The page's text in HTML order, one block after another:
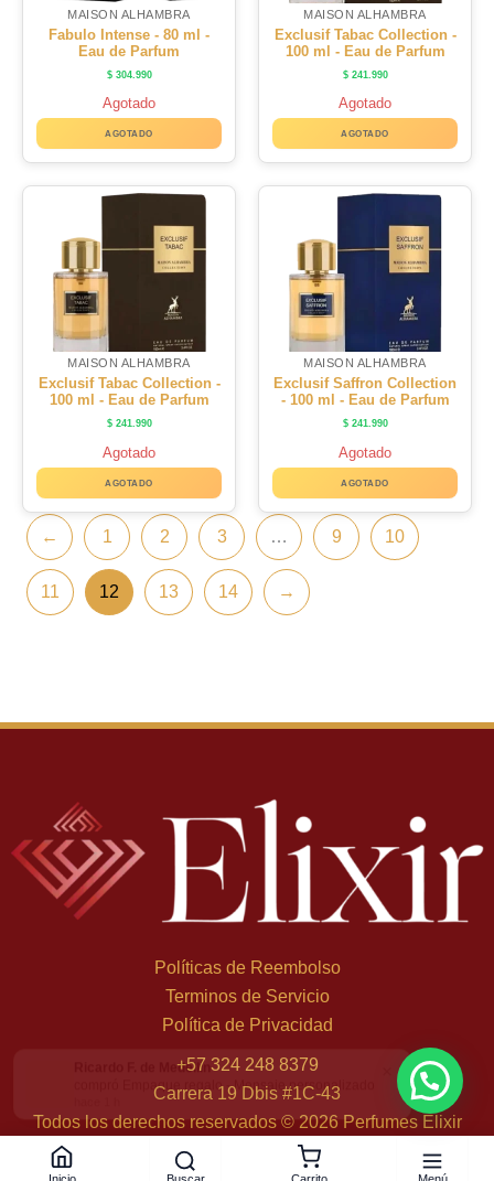
MAISON ALHAMBRA
Fabulo Intense - 80 ml -
Eau de Parfum
$304.990
Agotado
AGOTADO
MAISON ALHAMBRA
Exclusif Tabac Collection -
100 ml - Eau de Parfum
$241.990
Agotado
AGOTADO
MAISON ALHAMBRA
Exclusif Tabac Collection -
100 ml - Eau de Parfum
$241.990
Agotado
AGOTADO
MAISON ALHAMBRA
Exclusif Saffron Collection
- 100 ml - Eau de Parfum
$241.990
Agotado
AGOTADO
← 1 2 3 … 9 10
11 12 13 14 →
Políticas de Reembolso
Terminos de Servicio
Política de Privacidad
+57 324 248 8379
Carrera 19 Dbis #1C-43
Todos los derechos reservados © 2026 Perfumes Elixir
Buscar Menú
Ricardo F. de Medellín
compró Empaque regalo - Mensaje personalizado